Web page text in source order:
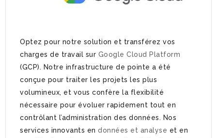
Optez pour notre solution et transférez vos
charges de travail sur Google Cloud Platform
(GCP). Notre infrastructure de pointe a été
conçue pour traiter les projets les plus
volumineux, et vous confère la flexibilité
nécessaire pour évoluer rapidement tout en
contrôlant l’administration des données. Nos
services innovants endonnées et analyse et en